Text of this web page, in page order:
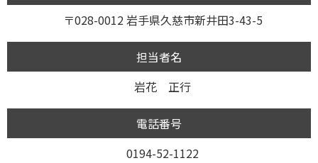
〒028-0012 岩手県久慈市新井田3-43-5
担当者名
岩花 正行
電話番号
0194-52-1122